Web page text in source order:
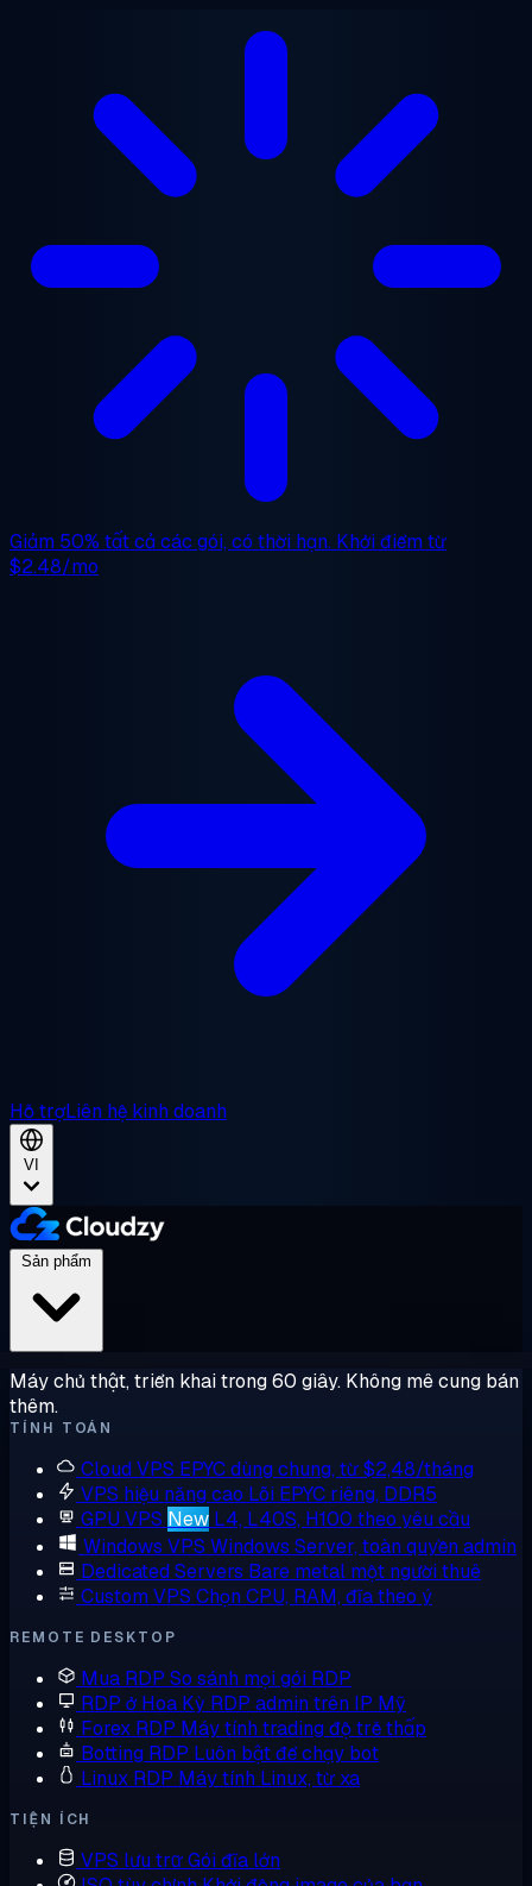
Giảm 50% tất cả các gói, có thời hạn. Khởi điểm từ
$2.48/mo
Hỗ trợLiên hệ kinh doanh
VI
Máy chủ thật, triển khai trong 60 giây. Không mê cung bán
thêm.
TÍNH TOÁN
Cloud VPS EPYC dùng chung, từ $2,48/tháng
VPS hiệu năng cao Lõi EPYC riêng, DDR5
GPU VPS New L4, L40S, H100 theo yêu cầu
Windows VPS Windows Server, toàn quyền admin
Dedicated Servers Bare metal một người thuê
Custom VPS Chọn CPU, RAM, đĩa theo ý
REMOTE DESKTOP
Mua RDP So sánh mọi gói RDP
RDP ở Hoa Kỳ RDP admin trên IP Mỹ
Forex RDP Máy tính trading độ trễ thấp
Botting RDP Luôn bật để chạy bot
Linux RDP Máy tính Linux, từ xa
TIỆN ÍCH
VPS lưu trữGói đĩa lớn